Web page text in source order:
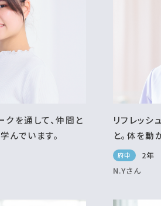
クを通して、仲間と
んでいます。
リフレッ
と。体を
府中
2年
N.Yさん